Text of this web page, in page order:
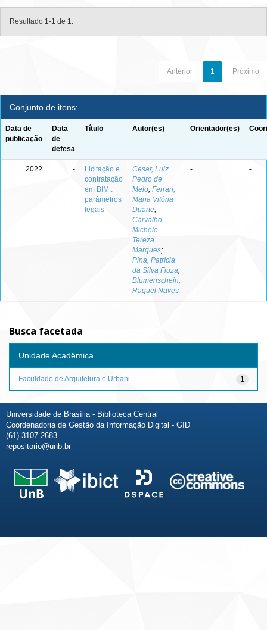
Resultado 1-1 de 1.
Anterior 1 Próximo
Conjunto de itens:
Data de
publicação
Data
de
defesa
Título Autor(es) Orientador(es)
2022 -
Licitação e
contratação
em BIM :
parâmetros
legais
Cesar, Luiz
Pedro de
Melo; Ferrari,
Maria Vitória
Duarte;
Carvalho,
Michele
Tereza
Marques;
Pina, Patrícia
da Silva Fiuza;
Blumenschein,
Raquel Naves
- -
Busca facetada
Unidade Acadêmica
1
Faculdade de Arquitetura e Urbani...
Universidade de Brasília - Biblioteca Central
Coordenadoria de Gestão da Informação Digital - GID
(61) 3107-2683
repositorio@unb.br